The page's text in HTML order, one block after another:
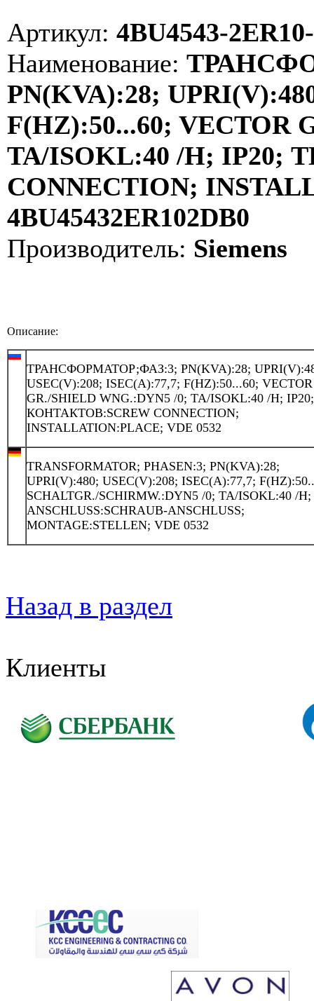
Артикул: 4BU4543-
Наименование:
PN(KVA):28;
F(HZ):50...60; VECTOR
TA/ISOKL:40 /H;
CONNECTION;
4BU45432ER102DB0
Производитель: Siemens
Описание:
ТРАНСФОРМАТОР;ФАЗ:3; PN(KVA):28;
USEC(V):208; ISEC(A):77,7; F(HZ):50...60; VECTOR
GR./SHIELD WNG.:DYN5 /0; TA/ISOKL:40 /H;
КОНТАКТОВ:SCREW CONNECTION;
INSTALLATION:PLACE; VDE 0532
TRANSFORMATOR; PHASEN:3; PN(KVA):28;
UPRI(V):480; USEC(V):208; ISEC(A):77,7;
SCHALTGR./SCHIRMW.:DYN5 /0; TA/ISOKL:40 /H;
ANSCHLUSS:SCHRAUB-ANSCHLUSS;
MONTAGE:STELLEN; VDE 0532
Назад в раздел
Клиенты